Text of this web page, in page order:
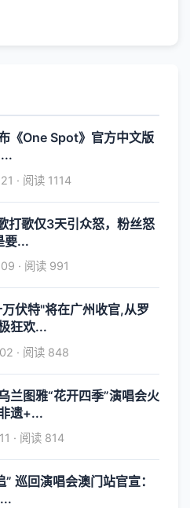
《One Spot》官方中文版
· 阅读 1114
打歌仅3天引众怒，粉丝怒
要...
· 阅读 991
伏特"将在广州收官,从罗
狂欢...
· 阅读 848
兰图雅“花开四季”演唱会火
遗+...
· 阅读 814
” 巡回演唱会澳门站官宣：